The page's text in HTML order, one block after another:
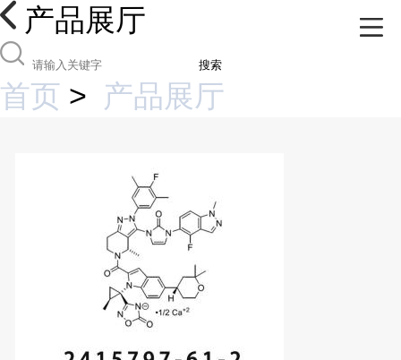
产品展厅
搜索
首页 > 产品展厅